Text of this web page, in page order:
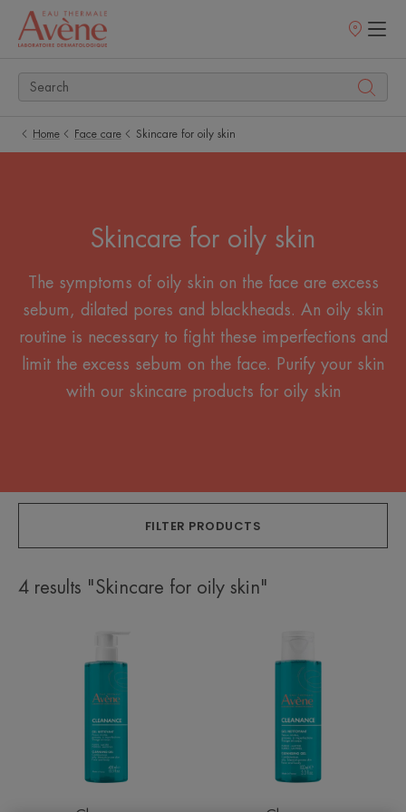
Points
Home Face care Skincare for oily skin
Skincare for oily skin
The symptoms of oily skin on the face are excess
sebum, dilated pores and blackheads. An oily skin
routine is necessary to fight these imperfections and
limit the excess sebum on the face. Purify your skin
with our skincare products for oily skin
FILTER PRODUCTS
4 results "Skincare for oily skin"